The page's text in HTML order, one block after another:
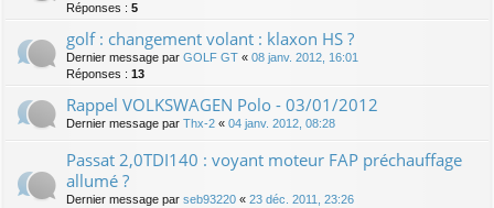
Réponses : 5
golf : changement volant : klaxon HS ?
Dernier message par GOLF GT « 08 janv. 2012, 16:01
Réponses : 13
Rappel VOLKSWAGEN Polo - 03/01/2012
Dernier message par Thx-2 « 04 janv. 2012, 08:28
Passat 2,0TDI140 : voyant moteur FAP préchauffage
allumé ?
Dernier message par seb93220 « 23 déc. 2011, 23:26